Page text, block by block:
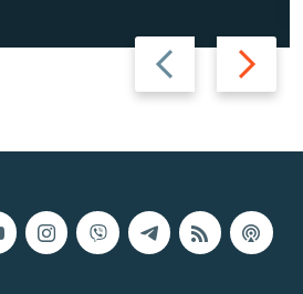
Назад Вперед